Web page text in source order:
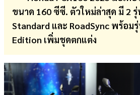
ขนาด 160 ซีซี. ตัวใหม่ล่าสุด มี 2
Standard และ RoadSync พร้อม
Edition เพิ่มชุดตกแต่ง
ผล
บอล
สด
การ
เงิน